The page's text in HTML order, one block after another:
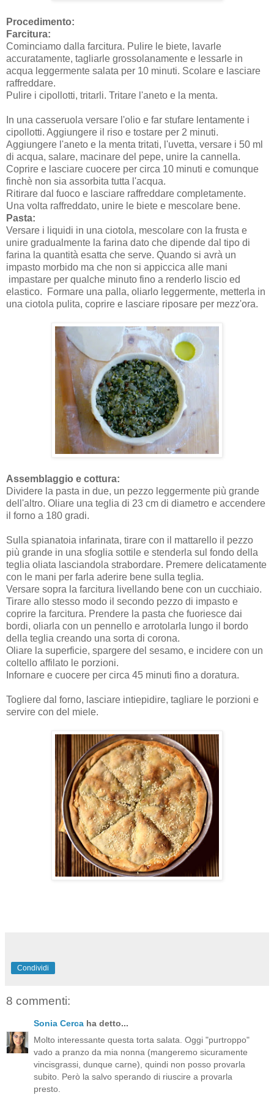
Procedimento:
Farcitura:
Cominciamo dalla farcitura. Pulire le biete, lavarle
accuratamente, tagliarle grossolanamente e lessarle in
acqua leggermente salata per 10 minuti. Scolare e lasciare
raffreddare.
Pulire i cipollotti, tritarli. Tritare l'aneto e la menta.
In una casseruola versare l'olio e far stufare lentamente i
cipollotti. Aggiungere il riso e tostare per 2 minuti.
Aggiungere l'aneto e la menta tritati, l'uvetta, versare i 50 ml
di acqua, salare, macinare del pepe, unire la cannella.
Coprire e lasciare cuocere per circa 10 minuti e comunque
finchè non sia assorbita tutta l'acqua.
Ritirare dal fuoco e lasciare raffreddare completamente.
Una volta raffreddato, unire le biete e mescolare bene.
Pasta:
Versare i liquidi in una ciotola, mescolare con la frusta e
unire gradualmente la farina dato che dipende dal tipo di
farina la quantità esatta che serve. Quando si avrà un
impasto morbido ma che non si appiccica alle mani
impastare per qualche minuto fino a renderlo liscio ed
elastico. Formare una palla, oliarlo leggermente, metterla in
una ciotola pulita, coprire e lasciare riposare per mezz'ora.
Assemblaggio e cottura:
Dividere la pasta in due, un pezzo leggermente più grande
dell'altro. Oliare una teglia di 23 cm di diametro e accendere
il forno a 180 gradi.
Sulla spianatoia infarinata, tirare con il mattarello il pezzo
più grande in una sfoglia sottile e stenderla sul fondo della
teglia oliata lasciandola strabordare. Premere delicatamente
con le mani per farla aderire bene sulla teglia.
Versare sopra la farcitura livellando bene con un cucchiaio.
Tirare allo stesso modo il secondo pezzo di impasto e
coprire la farcitura. Prendere la pasta che fuoriesce dai
bordi, oliarla con un pennello e arrotolarla lungo il bordo
della teglia creando una sorta di corona.
Oliare la superficie, spargere del sesamo, e incidere con un
coltello affilato le porzioni.
Infornare e cuocere per circa 45 minuti fino a doratura.
Togliere dal forno, lasciare intiepidire, tagliare le porzioni e
servire con del miele.
Condividi
8 commenti:
Sonia Cerca ha detto...
Molto interessante questa torta salata. Oggi "purtroppo"
vado a pranzo da mia nonna (mangeremo sicuramente
vincisgrassi, dunque carne), quindi non posso provarla
subito. Però la salvo sperando di riuscire a provarla
presto.